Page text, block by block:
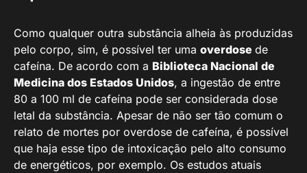
Como qualquer outra substância alheia às produzidas
pelo corpo, sim, é possível ter uma overdose de
cafeína. De acordo com a Biblioteca Nacional de
Medicina dos Estados Unidos, a ingestão de entre
80 a 100 ml de cafeína pode ser considerada dose
letal da substância. Apesar de não ser tão comum o
relato de mortes por overdose de cafeína, é possível
que haja esse tipo de intoxicação pelo alto consumo
de energéticos, por exemplo. Os estudos atuais